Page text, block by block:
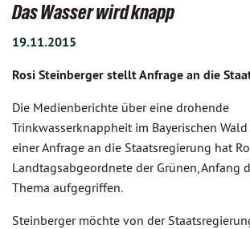
Das Wasser wird knapp
19.11.2015
Rosi Steinberger stellt Anfrage an die
Die Medienberichte über eine drohende
Trinkwasserknappheit im Bayerischen
einer Anfrage an die Staatsregierung hat
Landtagsabgeordnete der Grünen, Anfang
Thema aufgegriffen.
Steinberger möchte von der